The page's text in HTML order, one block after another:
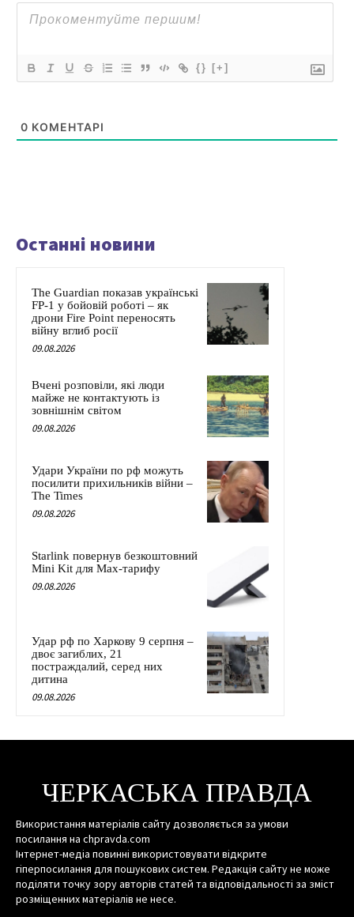
{} [+]
0 КОМЕНТАРІ
Останні новини
The Guardian показав українські
FP-1 у бойовій роботі – як
дрони Fire Point переносять
війну вглиб росії
09.08.2026
Вчені розповіли, які люди
майже не контактують із
зовнішнім світом
09.08.2026
Удари України по рф можуть
посилити прихильників війни –
The Times
09.08.2026
Starlink повернув безкоштовний
Mini Kit для Max-тарифу
09.08.2026
Удар рф по Харкову 9 серпня –
двоє загиблих, 21
постраждалий, серед них
дитина
09.08.2026
ЧЕРКАСЬКА ПРАВДА
Використання матеріалів сайту дозволяється за умови
посилання на chpravda.com
Інтернет-медіа повинні використовувати відкрите
гіперпосилання для пошукових систем. Редакція сайту не може
поділяти точку зору авторів статей та відповідальності за зміст
розміщенних матеріалів не несе.